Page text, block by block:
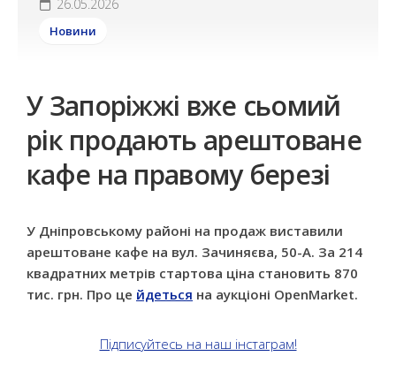
26.05.2026
Новини
У Запоріжжі вже сьомий
рік продають арештоване
кафе на правому березі
У Дніпровському районі на продаж виставили
арештоване кафе на вул. Зачиняєва, 50-А. За 214
квадратних метрів стартова ціна становить 870
тис. грн. Про це йдеться на аукціоні OpenMarket.
Підписуйтесь на наш інстаграм!